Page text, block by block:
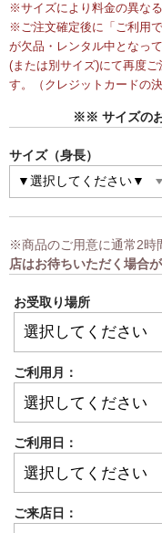
※サイズにより料金の異な
※ご注文確定後に「ご利用
が欠品・レンタル中となっ
(または別サイズ)にて再度
す。（クレジットカードの
※※ サイズの
サイズ（身長）
※商品のご用意に通常2時
店はお待ちいただく場合
お受取り場所
ご利用月：
ご利用日：
ご来店日：